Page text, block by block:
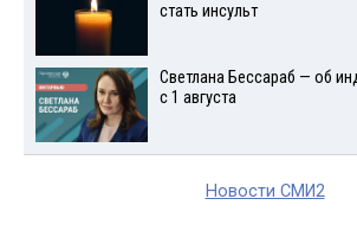
стать инсульт
Светлана Бессараб — об
с 1 августа
Новости СМИ2